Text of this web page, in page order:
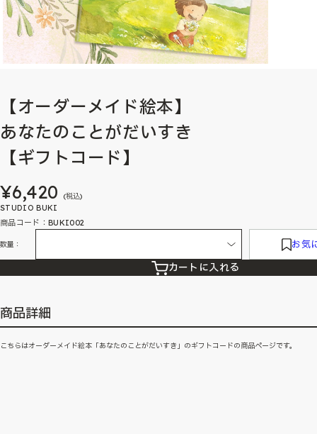
【オーダーメイド絵本】
あなたのことがだいすき
【ギフトコード】
¥6,420 (税込)
STUDIO BUKI
商品コード：BUKI002
数量： お気
カートに入れる
商品詳細
こちらはオーダーメイド絵本「あなたのことがだいすき」のギフトコードの商品ページです。